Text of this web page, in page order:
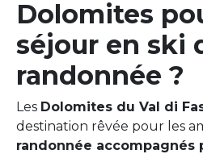
Dolomites
séjour en ski
randonnée ?
Les Dolomites du Val di
destination rêvée pour les
randonnée accompagnés